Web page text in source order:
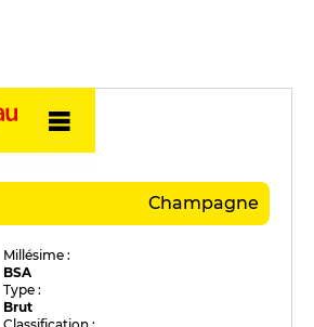
Champagne
Millésime :
BSA
Type :
Brut